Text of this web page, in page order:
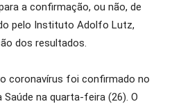
a confirmação, ou não, de
pelo Instituto Adolfo Lutz,
dos resultados.
coronavírus foi confirmado no
na quarta-feira (26). O